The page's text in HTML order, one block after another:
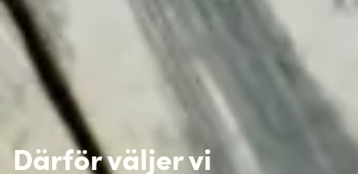
Umbraco är baserat på en helt annan
säkerhetsteknik eftersom det bygger på .NET och
inbyggd autentiseringsteknik från Microsoft.
Dessutom hanteras Umbraco-installationer i högre
grad av erfarna utvecklare jämfört med WordPress
som är populärt bland ”glada amatörer”, vilket är
en av anledningarna till att det är ett mer utsatt
mål.